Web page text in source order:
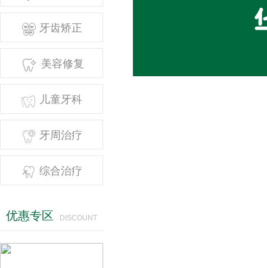
 牙齿矫正
 美容修复
 儿童牙科
 牙周治疗
 综合治疗
优惠专区 DISCOUNT